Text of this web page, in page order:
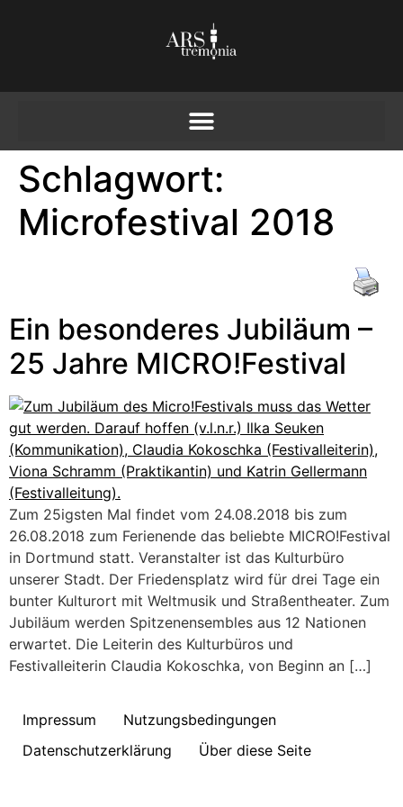
Schlagwort:
Microfestival 2018
Ein besonderes Jubiläum –
25 Jahre MICRO!Festival
Zum 25igsten Mal findet vom 24.08.2018 bis zum
26.08.2018 zum Ferienende das beliebte MICRO!Festival
in Dortmund statt. Veranstalter ist das Kulturbüro
unserer Stadt. Der Friedensplatz wird für drei Tage ein
bunter Kulturort mit Weltmusik und Straßentheater. Zum
Jubiläum werden Spitzenensembles aus 12 Nationen
erwartet. Die Leiterin des Kulturbüros und
Festivalleiterin Claudia Kokoschka, von Beginn an […]
Impressum
Nutzungsbedingungen
Datenschutzerklärung
Über diese Seite